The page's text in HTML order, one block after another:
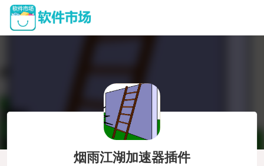
烟雨江湖加速器插件